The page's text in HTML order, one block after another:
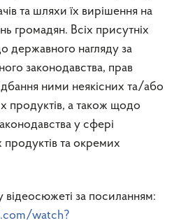
та шляхи їх вирішення на
громадян. Всіх присутніх
державного нагляду за
законодавства, прав
ними неякісних та/або
продуктів, а також щодо
у сфері
продуктів та окремих
відеосюжеті за посиланням:
watch?